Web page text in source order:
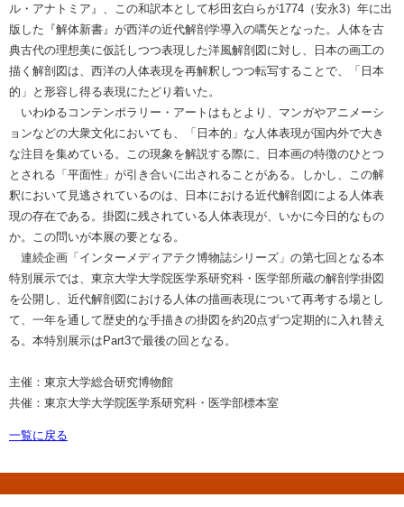
ル・アナトミア』、この和訳本として杉田玄白らが1774（安永3）年に出
版した『解体新書』が西洋の近代解剖学導入の嚆矢となった。人体を古
典古代の理想美に仮託しつつ表現した洋風解剖図に対し、日本の画工の
描く解剖図は、西洋の人体表現を再解釈しつつ転写することで、「日本
的」と形容し得る表現にたどり着いた。
いわゆるコンテンポラリー・アートはもとより、マンガやアニメーシ
ョンなどの大衆文化においても、「日本的」な人体表現が国内外で大き
な注目を集めている。この現象を解説する際に、日本画の特徴のひとつ
とされる「平面性」が引き合いに出されることがある。しかし、この解
釈において見逃されているのは、日本における近代解剖図による人体表
現の存在である。掛図に残されている人体表現が、いかに今日的なもの
か。この問いが本展の要となる。
連続企画「インターメディアテク博物誌シリーズ」の第七回となる本
特別展示では、東京大学大学院医学系研究科・医学部所蔵の解剖学掛図
を公開し、近代解剖図における人体の描画表現について再考する場とし
て、一年を通して歴史的な手描きの掛図を約20点ずつ定期的に入れ替え
る。本特別展示はPart3で最後の回となる。
主催：東京大学総合研究博物館
共催：東京大学大学院医学系研究科・医学部標本室
一覧に戻る